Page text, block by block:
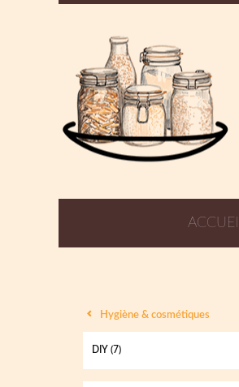
ACCUEIL
Hygiène & cosmétiques
DIY (7)